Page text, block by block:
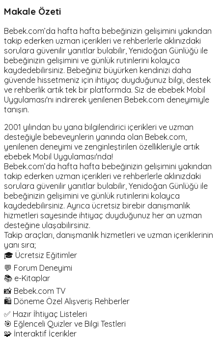
Makale Özeti
Bebek.com’da hafta hafta bebeğinizin gelişimini yakından
takip ederken uzman içerikleri ve rehberlerle aklınızdaki
sorulara güvenilir yanıtlar bulabilir, Yenidoğan Günlüğü ile
bebeğinizin gelişimini ve günlük rutinlerini kolayca
kaydedebilirsiniz. Bebeğiniz büyürken kendinizi daha
güvende hissetmeniz için ihtiyaç duyduğunuz bilgi, destek
ve rehberlik artık tek bir platformda. Siz de ebebek Mobil
Uygulaması'nı indirerek yenilenen Bebek.com deneyimiyle
tanışın.
2001 yılından bu yana bilgilendirici içerikleri ve uzman
desteğiyle bebeveynlerin yanında olan Bebek.com,
yenilenen deneyimi ve zenginleştirilen özellikleriyle artık
ebebek Mobil Uygulaması'nda!
Bebek.com’da hafta hafta bebeğinizin gelişimini yakından
takip ederken uzman içerikleri ve rehberlerle aklınızdaki
sorulara güvenilir yanıtlar bulabilir, Yenidoğan Günlüğü ile
bebeğinizin gelişimini ve günlük rutinlerini kolayca
kaydedebilirsiniz. Ayrıca ücretsiz birebir danışmanlık
hizmetleri sayesinde ihtiyaç duyduğunuz her an uzman
desteğine ulaşabilirsiniz.
Takip araçları, danışmanlık hizmetleri ve uzman içeriklerinin
yanı sıra;
🎓 Ücretsiz Eğitimler
💬 Forum Deneyimi
📚 e-Kitaplar
📸 Bebek.com TV
🛍️ Döneme Özel Alışveriş Rehberler
✅ Hazır İhtiyaç Listeleri
🎯 Eğlenceli Quizler ve Bilgi Testleri
🧩 İnteraktif İçerikler